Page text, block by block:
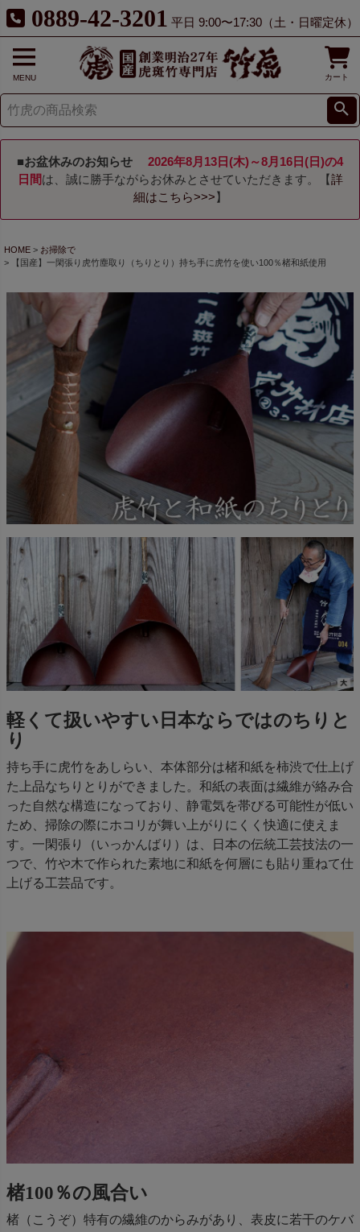
0889-42-3201 平日 9:00〜17:30（土・日曜定休）
MENU カート
■お盆休みのお知らせ
2026年8月13日(木)～8月16日(日)の4
日間は、誠に勝手ながらお休みとさせていただきます。【詳
細はこちら>>> 】
HOME
お掃除で
【国産】一閑張り虎竹塵取り（ちりとり）持ち手に虎竹を使い100％楮和紙使用
軽くて扱いやすい日本ならではのちりと
り
持ち手に虎竹をあしらい、本体部分は楮和紙を柿渋で仕上げ
た上品なちりとりができました。和紙の表面は繊維が絡み合
った自然な構造になっており、静電気を帯びる可能性が低い
ため、掃除の際にホコリが舞い上がりにくく快適に使えま
す。一閑張り（いっかんばり）は、日本の伝統工芸技法の一
つで、竹や木で作られた素地に和紙を何層にも貼り重ねて仕
上げる工芸品です。
楮100％の風合い
楮（こうぞ）特有の繊維のからみがあり、表皮に若干のケバ